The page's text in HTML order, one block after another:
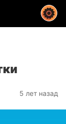
5 лет назад